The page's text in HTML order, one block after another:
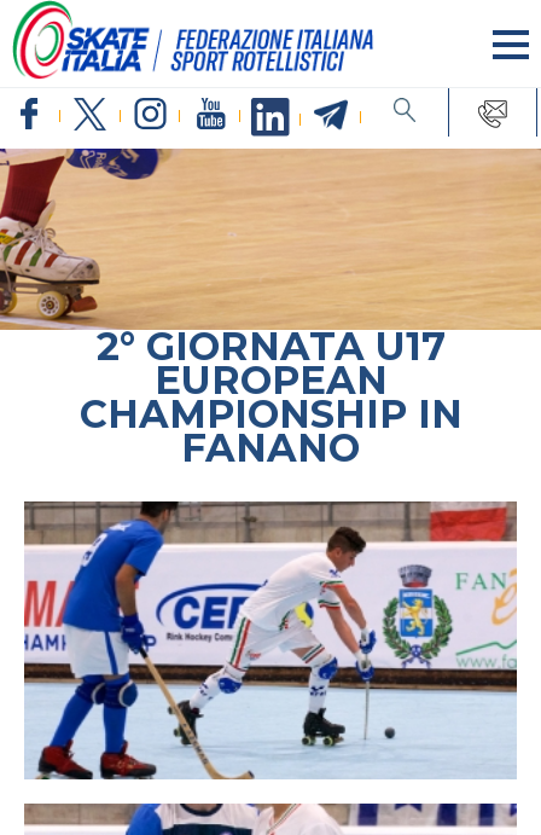
2° GIORNATA U17
EUROPEAN
CHAMPIONSHIP IN
FANANO